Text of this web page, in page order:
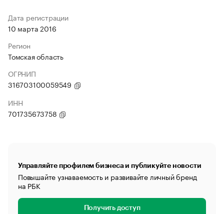
Дата регистрации
10 марта 2016
Регион
Томская область
ОГРНИП
316703100059549
ИНН
701735673758
Управляйте профилем бизнеса и публикуйте новости
Повышайте узнаваемость и развивайте личный бренд
на РБК
Получить доступ